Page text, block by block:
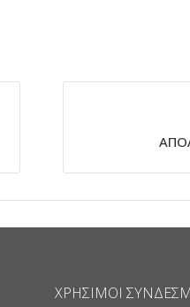
ΧΡΉΣΙΜΟΙ